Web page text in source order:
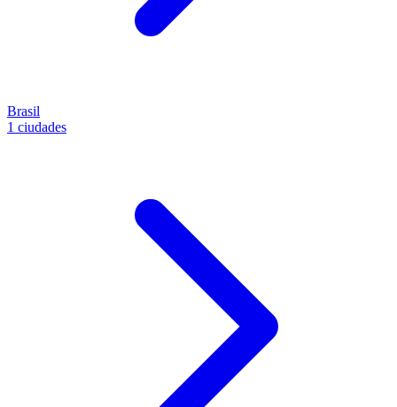
Brasil
1 ciudades